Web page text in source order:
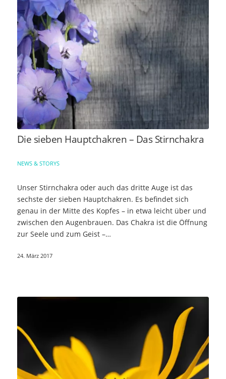
Die sieben Hauptchakren – Das Stirnchakra
NEWS & STORYS
Unser Stirnchakra oder auch das dritte Auge ist das
sechste der sieben Hauptchakren. Es befindet sich
genau in der Mitte des Kopfes – in etwa leicht über und
zwischen den Augenbrauen. Das Chakra ist die Öffnung
zur Seele und zum Geist –…
24. März 2017